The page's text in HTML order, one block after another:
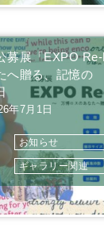
募展「EXPO
へ贈る、記憶の
年7月1日
お知らせ
ギャラリー関連